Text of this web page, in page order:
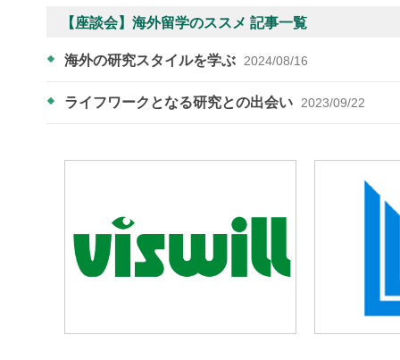
【座談会】海外留学のススメ 記事一覧
海外の研究スタイルを学ぶ 2024/08/16
ライフワークとなる研究との出会い 2023/09/22